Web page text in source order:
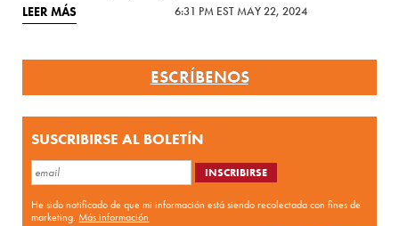
LEER MÁS 6:31 PM EST MAY 22, 2024
ESCRÍBENOS
SUSCRIBIRSE AL BOLETÍN
He sido notificado de que mi información está siendo recolectada con fines de
marketing.Más información